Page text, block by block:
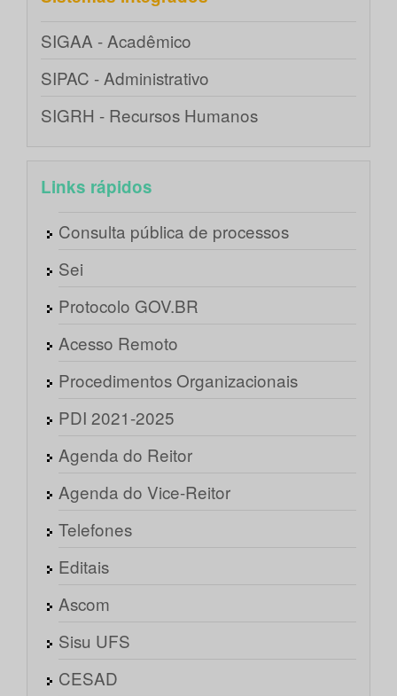
SIGAA - Acadêmico
SIPAC - Administrativo
SIGRH - Recursos Humanos
Links rápidos
Consulta pública de processos
Sei
Protocolo GOV.BR
Acesso Remoto
Procedimentos Organizacionais
PDI 2021-2025
Agenda do Reitor
Agenda do Vice-Reitor
Telefones
Editais
Ascom
Sisu UFS
CESAD